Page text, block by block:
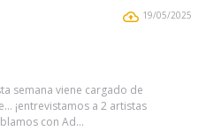
19/05/2025
semana viene cargado de
¡entrevistamos a 2 artistas
con Ad...